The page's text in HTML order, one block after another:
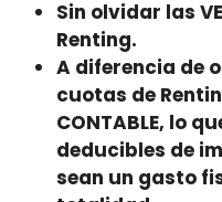
Sin olvidar las
Renting.
A diferencia de
cuotas de
CONTABLE, lo
deducibles de
sean un gasto